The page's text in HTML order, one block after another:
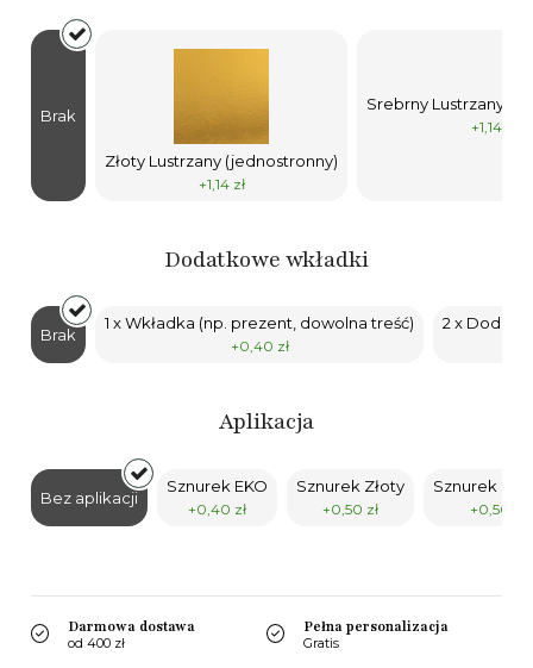
Brak
Złoty Lustrzany (jednostronny)
+1,14 zł
Srebrny Lustrzany
+1,14 zł
Dodatkowe wkładki
Brak
1 x Wkładka (np. prezent, dowolna treść)
+0,40 zł
2 x
Aplikacja
Bez aplikacji
Sznurek EKO
+0,40 zł
Sznurek Złoty
+0,50 zł
Sznurek
+0,50 zł
Darmowa dostawa
od 400 zł
Pełna personalizacja
Gratis